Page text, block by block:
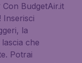
BudgetAir.it
Inserisci
la
che
Potrai